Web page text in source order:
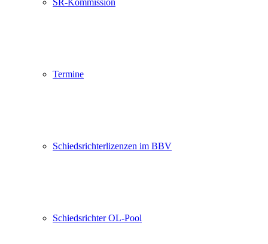
SR-Kommission
Termine
Schiedsrichterlizenzen im BBV
Schiedsrichter OL-Pool